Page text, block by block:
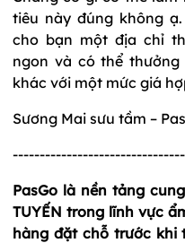
tiêu này đúng không
cho bạn một địa chỉ
ngon và có thể
khác với một mức giá
Sương Mai sưu tầm –
PasGo là nền tảng
TUYẾN trong lĩnh vực
hàng đặt chỗ trước khi